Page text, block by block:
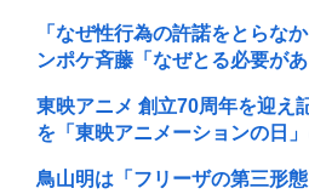
「なぜ性行為の許諾をとらな
ンポケ斉藤「なぜとる必要があ
東映アニメ 創立70周年を迎え
を「東映アニメーションの日
鳥山明は「フリーザの第三形